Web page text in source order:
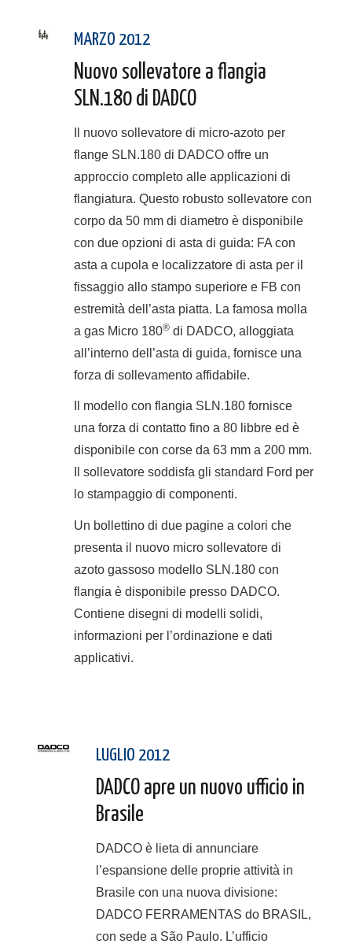
MARZO 2012
Nuovo sollevatore a flangia
SLN.180 di DADCO
Il nuovo sollevatore di micro-azoto per
flange SLN.180 di DADCO offre un
approccio completo alle applicazioni di
flangiatura. Questo robusto sollevatore con
corpo da 50 mm di diametro è disponibile
con due opzioni di asta di guida: FA con
asta a cupola e localizzatore di asta per il
fissaggio allo stampo superiore e FB con
estremità dell’asta piatta. La famosa molla
a gas Micro 180®di DADCO, alloggiata
all’interno dell’asta di guida, fornisce una
forza di sollevamento affidabile.
Il modello con flangia SLN.180 fornisce
una forza di contatto fino a 80 libbre ed è
disponibile con corse da 63 mm a 200 mm.
Il sollevatore soddisfa gli standard Ford per
lo stampaggio di componenti.
Un bollettino di due pagine a colori che
presenta il nuovo micro sollevatore di
azoto gassoso modello SLN.180 con
flangia è disponibile presso DADCO.
Contiene disegni di modelli solidi,
informazioni per l’ordinazione e dati
applicativi.
LUGLIO 2012
DADCO apre un nuovo ufficio in
Brasile
DADCO è lieta di annunciare
l’espansione delle proprie attività in
Brasile con una nuova divisione:
DADCO FERRAMENTAS do BRASIL,
con sede a São Paulo. L’ufficio